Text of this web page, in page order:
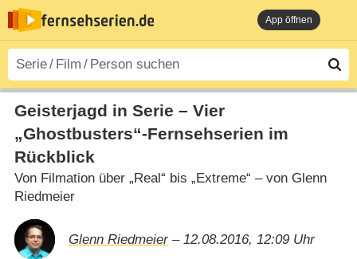
App öffnen
Geisterjagd in Serie – Vier
„Ghostbusters“-Fernsehserien im
Rückblick
Von Filmation über „Real“ bis „Extreme“ – von Glenn
Riedmeier
Glenn Riedmeier– 12.08.2016, 12:09 Uhr